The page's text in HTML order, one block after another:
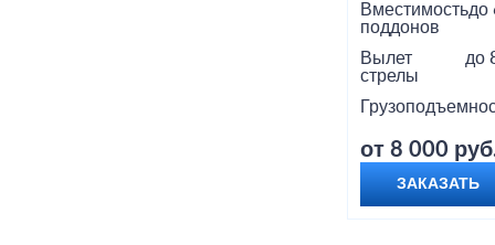
Вместимость
поддонов
до
Вылет
стрелы
до
от 8 000
ЗАКАЗАТЬ